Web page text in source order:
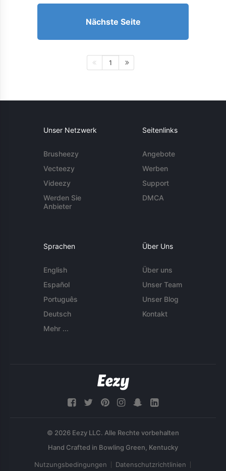
Nächste Seite
1
Unser Netzwerk
Brusheezy
Vecteezy
Videezy
Werden Sie
Anbieter
Seitenlinks
Angebote
Werben
Support
DMCA
Sprachen
English
Español
Português
Deutsch
Mehr ...
Über Uns
Über uns
Unser Team
Unser Blog
Kontakt
© 2026 Eezy LLC. Alle Rechte vorbehalten
Nutzungsbedingungen Datenschutzrichtlinien